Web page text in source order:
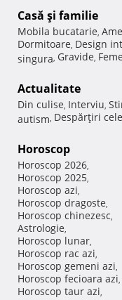
Casă şi familie
Mobila bucatarie,
Dormitoare, Design
singura, Gravide,
Actualitate
Din culise, Interviu,
autism, Despărţiri
Horoscop
Horoscop 2026,
Horoscop 2025,
Horoscop azi,
Horoscop dragoste,
Horoscop chinezesc,
Astrologie,
Horoscop lunar,
Horoscop rac azi,
Horoscop gemeni azi,
Horoscop fecioara azi,
Horoscop taur azi,